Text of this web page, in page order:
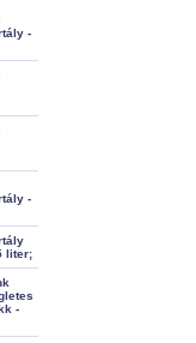
-
-
liter;
-